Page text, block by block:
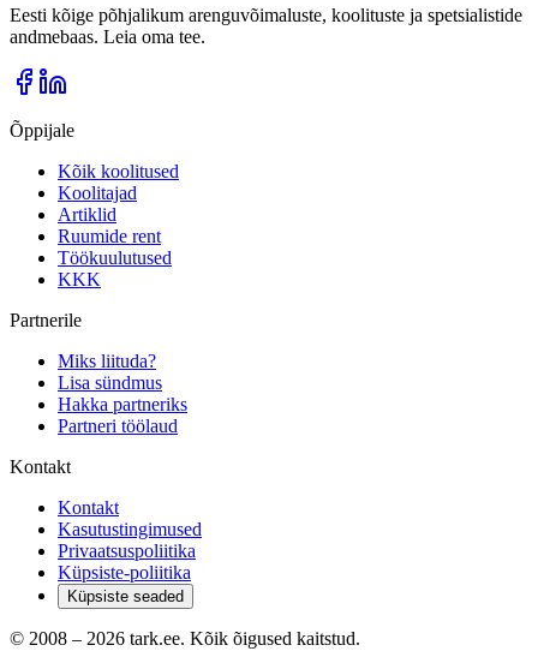
Eesti kõige põhjalikum arenguvõimaluste, koolituste ja spetsialistide
andmebaas. Leia oma tee.
Õppijale
Kõik koolitused
Koolitajad
Artiklid
Ruumide rent
Töökuulutused
KKK
Partnerile
Miks liituda?
Lisa sündmus
Hakka partneriks
Partneri töölaud
Kontakt
Kontakt
Kasutustingimused
Privaatsuspoliitika
Küpsiste-poliitika
Küpsiste seaded
© 2008 – 2026 tark.ee. Kõik õigused kaitstud.